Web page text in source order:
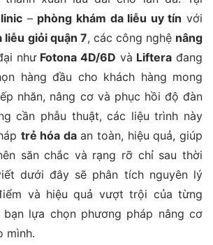
– phòng khám da liễu uy tín với
liễu giỏi quận 7, các công nghệ nâng
như Fotona 4D/6D và Liftera đang
hàng đầu cho khách hàng mong
nhăn, nâng cơ và phục hồi độ đàn
cần phẫu thuật, các liệu trình này
trẻ hóa daan toàn, hiệu quả, giúp
săn chắc và rạng rỡ chỉ sau thời
dưới đây sẽ phân tích nguyên lý
và hiệu quả vượt trội của từng
lựa chọn phương pháp nâng cơ
mình.